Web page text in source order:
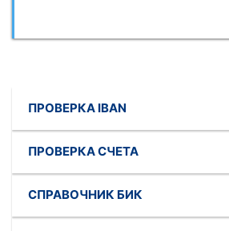
ПРОВЕРКА IBAN
ПРОВЕРКА СЧЕТА
СПРАВОЧНИК БИК